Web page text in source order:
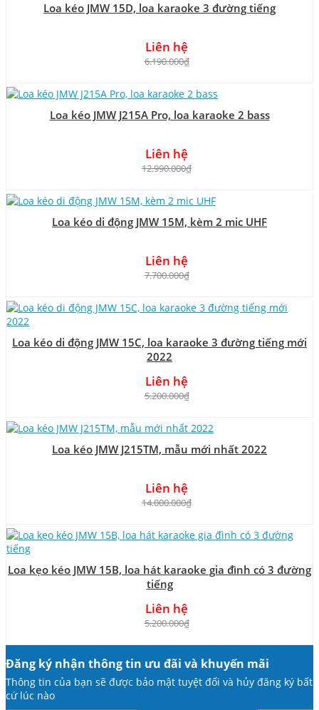
Loa kéo JMW 15D, loa karaoke 3 đường tiếng
Liên hệ
6.190.000₫
Loa kéo JMW J215A Pro, loa karaoke 2 bass
Liên hệ
12.990.000₫
Loa kéo di động JMW 15M, kèm 2 mic UHF
Liên hệ
7.700.000₫
Loa kéo di động JMW 15C, loa karaoke 3 đường tiếng mới
2022
Liên hệ
5.200.000₫
Loa kéo JMW J215TM, mẫu mới nhất 2022
Liên hệ
14.000.000₫
Loa kẹo kéo JMW 15B, loa hát karaoke gia đình có 3 đường
tiếng
Liên hệ
5.200.000₫
Đăng ký nhận thông tin ưu đãi và khuyến mãi
Thông tin của bạn sẽ được bảo mật tuyệt đối và hủy đăng ký bất
cứ lúc nào